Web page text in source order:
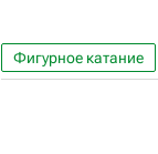
Фигурное катание